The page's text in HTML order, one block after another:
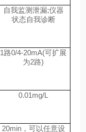
自我监测泄漏;仪器
状态自我诊断
1路0/4-20mA(可扩展
为2路)
0.01mg/L
20min，可以任意设